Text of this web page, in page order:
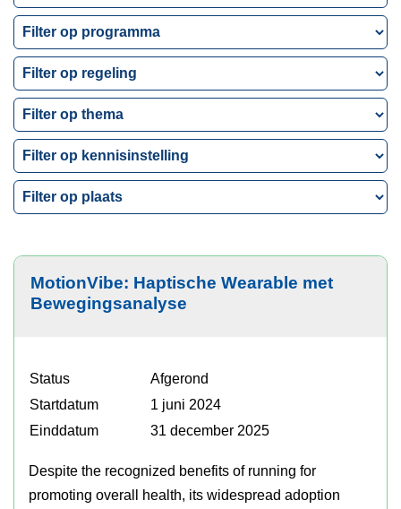
op
status
Filter
op
programma
Filter
op
regeling
Filter
op
VH
Thema
Filter
op
kennisinstelling
Filter
op
MotionVibe: Haptische Wearable met
Bewegingsanalyse
Status
Afgerond
Startdatum
1 juni 2024
Einddatum
31 december 2025
Despite the recognized benefits of running for
promoting overall health, its widespread adoption